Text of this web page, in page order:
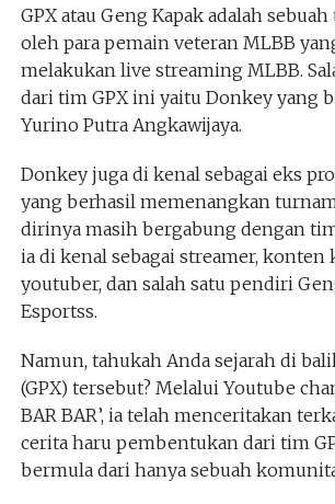
GPX atau Geng Kapak adalah
oleh para pemain veteran MLBB
melakukan live streaming MLBB.
dari tim GPX ini yaitu Donkey yang
Yurino Putra Angkawijaya.
Donkey juga di kenal sebagai eks
yang berhasil memenangkan
dirinya masih bergabung dengan tim
ia di kenal sebagai streamer, konten
youtuber, dan salah satu pendiri
Esportss.
Namun, tahukah Anda sejarah di
(GPX) tersebut? Melalui Youtube
BAR BAR’, ia telah menceritakan
cerita haru pembentukan dari tim
bermula dari hanya sebuah